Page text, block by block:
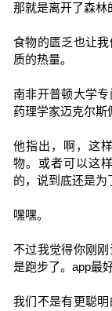
那就是离开了森林
食物的匮乏也让
质的热量。
南非开普顿大学
药理学家迈克尔斯
他指出，啊，这
物。或者可以这
的，说到底还是为
嘿嘿。
不过我觉得你刚
是跑步了。app最
我们不是有更聪